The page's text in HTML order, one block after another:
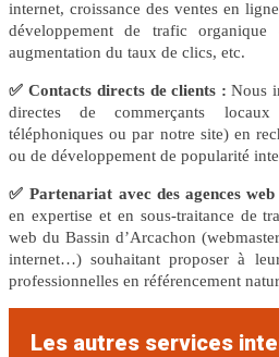
internet, croissance des ventes en
développement de trafic
augmentation du taux de clics, etc.
✅ Contacts directs de clients : Nous
directes de commerçants
téléphoniques ou par notre site) en
ou de développement de popularité
✅ Partenariat avec des agences web
en expertise et en sous-traitance de
web du Bassin d’Arcachon
internet…) souhaitant proposer à
professionnelles en référencement
Les autres services